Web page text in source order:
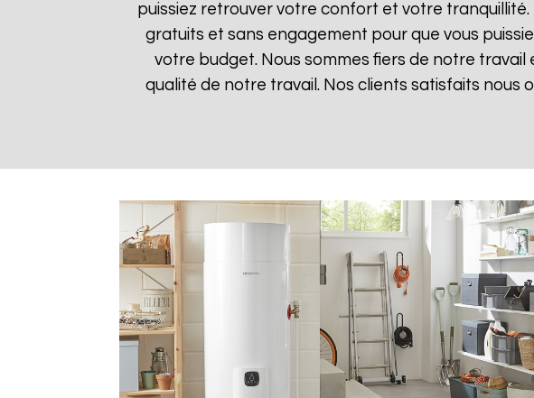
puissiez retrouver votre confort et votre
gratuits et sans engagement pour que vous
votre budget. Nous sommes fiers de notre
qualité de notre travail. Nos clients satisfaits nous